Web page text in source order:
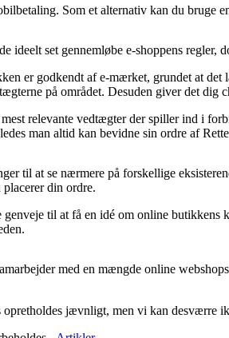
Som et alternativ kan du
ideelt set gennemløbe e-shoppens regler,
er godkendt af e-mærket, grundet at
på området. Desuden giver det dig
relevante vedtægter der spiller ind i
man altid kan bevidne sin ordre af
til at se nærmere på forskellige
din ordre.
til at få en idé om online butikkens
med en mængde online
jævnligt, men vi kan desværre